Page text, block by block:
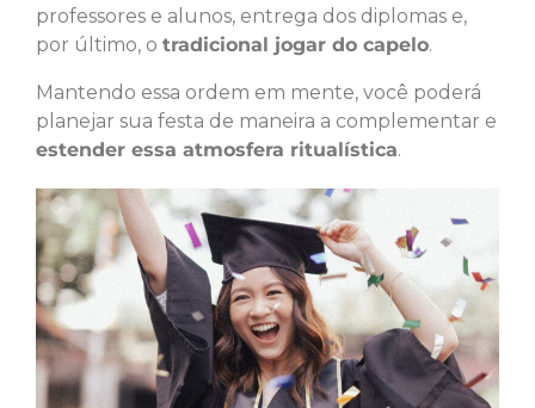
professores e alunos, entrega dos diplomas e,
por último, o tradicional jogar do capelo.
Mantendo essa ordem em mente, você poderá
planejar sua festa de maneira a complementar e
estender essa atmosfera ritualística.